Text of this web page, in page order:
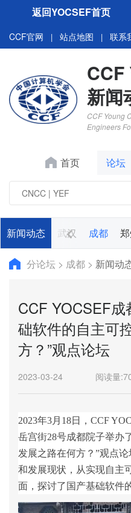
返回YOCSEF首页
CCF官网 | 站点地图 | 联系
CCF
新闻
CCF Young
Engineers
首页 论坛
新闻动态
州 重庆 武汉 成都
分论坛 > 成都 > 新闻动
CCF YOCSEF成
础软件的自主可
方？”观点论坛
2023-03-24 阅读量:
2023年3月18日，CCF
岳宫街28号成都院子举办
发展之路在何方？ ”观点
和发展现状，从实现自主
面，探讨了国产基础软件